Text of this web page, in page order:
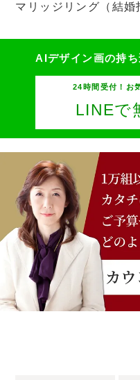
マリッジリング（結婚
AIデザイン画の持ち
24時間受付！お
LINEで